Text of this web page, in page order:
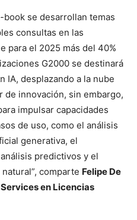
book se desarrollan temas
consultas en las
para el 2025 más del 40%
G2000 se destinará
IA, desplazando a la nube
de innovación, sin embargo,
impulsar capacidades
de uso, como el análisis
generativa, el
predictivos y el
comparte Felipe De
en Licencias